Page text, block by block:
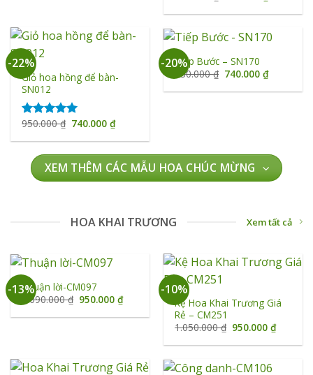
là: tại
740.000
-22%
Giỏ hoa hồng để bàn-
SN012
Được xếp
950.000₫ Giá
gốc
là:
740.000₫Giá
tại
740.000 ₫.
-20%Tiếp Bước – SN170
930.000₫ Giá
gốc
là:
740.000₫Giá
tại
XEM THÊM CÁC MẪU HOA CHÚC MỪNG
HOA KHAI TRƯƠNG Xem tất cả
-13%Thuận lời-CM097
1.090.000₫ Giá
là:
950.000₫Giá
tại
-10%
Kệ Hoa Khai Trương Giá
Rẻ – CM251
1.050.000₫ Giá
là:
950.000₫Giá
tại